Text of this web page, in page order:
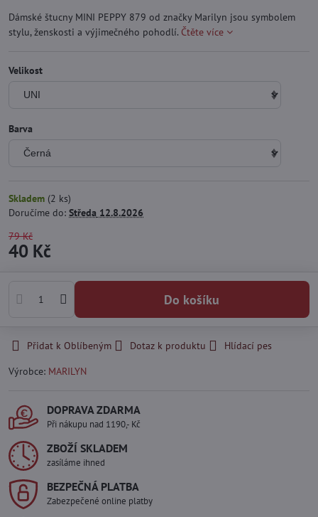
Dámské štucny MINI PEPPY 879 od značky Marilyn jsou symbolem
stylu, ženskosti a výjimečného pohodlí. Čtěte více
Velikost
Barva
Skladem (2 ks)
Doručíme do: Středa 12.8.2026
79 Kč
40 Kč
Do košíku
Přidat k Oblíbeným Dotaz k produktu
Hlídací pes
Výrobce: MARILYN
DOPRAVA ZDARMA
Při nákupu nad 1190,- Kč
ZBOŽÍ SKLADEM
zasíláme ihned
BEZPEČNÁ PLATBA
Zabezpečené online platby